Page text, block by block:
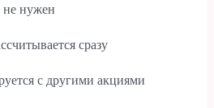
нужен
сразу
с другими акциями